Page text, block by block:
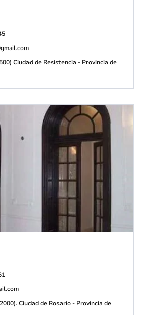
Ciudad de Resistencia - Provincia de
Ciudad de Rosario - Provincia de